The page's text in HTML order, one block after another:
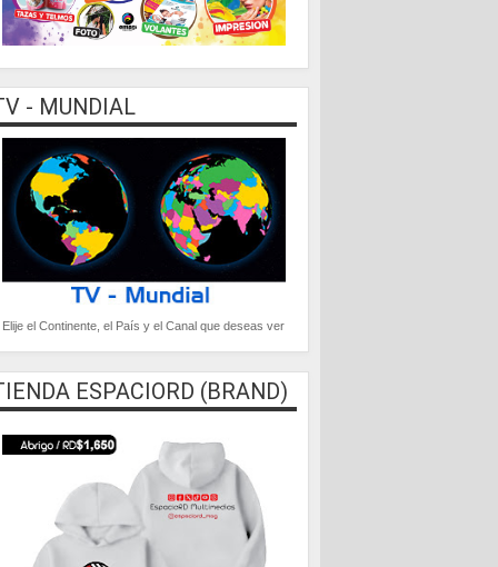
- MUNDIAL
Elije el Continente, el País y el Canal que deseas ver
ESPACIORD (BRAND)